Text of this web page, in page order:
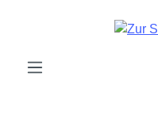
Zum Hauptinhalt springen